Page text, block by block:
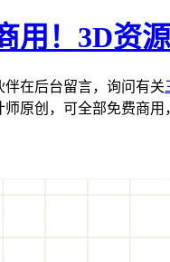
用！3D资
在后台留言，询问有关
原创，可全部免费商